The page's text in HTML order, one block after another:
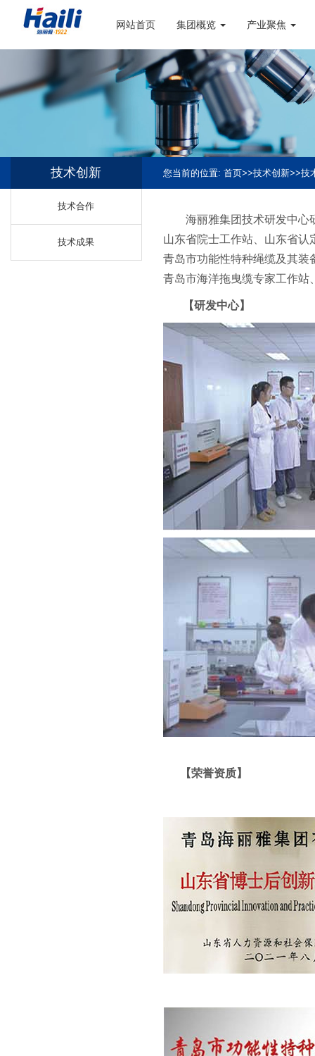
网站首页 集团概览 产业聚焦
技术创新 您当前的位置: 首页>>技术创新>>技
技术合作
技术成果
海丽雅集团技术研发中心
山东省院士工作站、山东省
青岛市功能性特种绳缆及其装
青岛市海洋拖曳缆专家工作站
【研发中心】
【荣誉资质】